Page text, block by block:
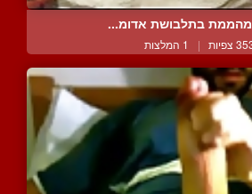
בתלבושת אדומ...
צפיות | 1 המלצות